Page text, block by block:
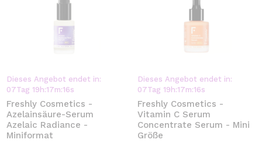
Dieses Angebot endet in:
07Tag 19 h:17m:16s
Freshly Cosmetics -
Azelainsäure-Serum
Azelaic Radiance -
Miniformat
Dieses Angebot endet in:
07Tag 19 h:17m:16s
Freshly Cosmetics -
Vitamin C Serum
Concentrate Serum - Mini
Größe